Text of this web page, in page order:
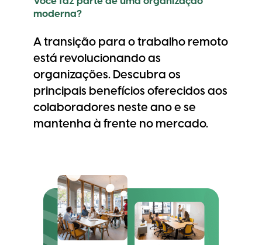
moderna?
A transição para o trabalho remoto
está revolucionando as
organizações. Descubra os
principais benefícios oferecidos aos
colaboradores neste ano e se
mantenha à frente no mercado.